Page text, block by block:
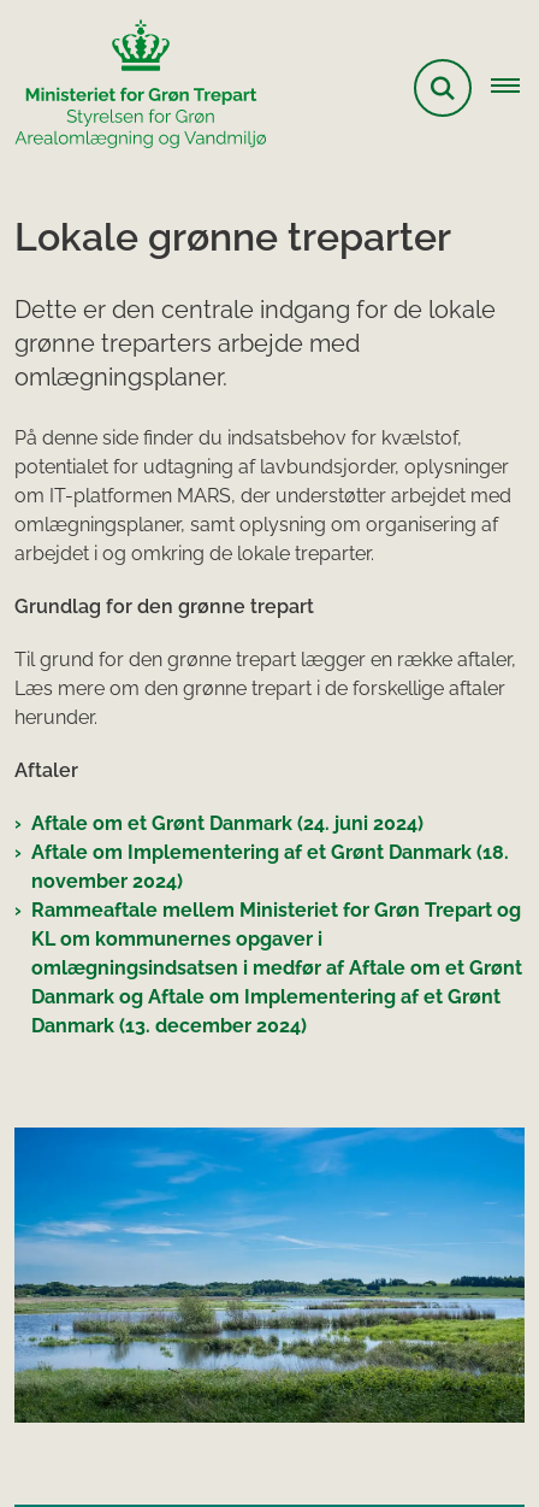
Lokale grønne treparter
Dette er den centrale indgang for de lokale
grønne treparters arbejde med
omlægningsplaner.
På denne side finder du indsatsbehov for kvælstof,
potentialet for udtagning af lavbundsjorder, oplysninger
om IT-platformen MARS, der understøtter arbejdet med
omlægningsplaner, samt oplysning om organisering af
arbejdet i og omkring de lokale treparter.
Grundlag for den grønne trepart
Til grund for den grønne trepart lægger en række aftaler,
Læs mere om den grønne trepart i de forskellige aftaler
herunder.
Aftaler
Aftale om et Grønt Danmark (24. juni 2024)
Aftale om Implementering af et Grønt Danmark (18.
november 2024)
Rammeaftale mellem Ministeriet for Grøn Trepart og
KL om kommunernes opgaver i
omlægningsindsatsen i medfør af Aftale om et Grønt
Danmark og Aftale om Implementering af et Grønt
Danmark (13. december 2024)